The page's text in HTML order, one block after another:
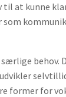
at kunne
former for